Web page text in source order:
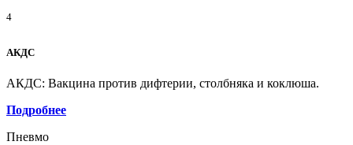
4
АКДС
АКДС: Вакцина против дифтерии, столбняка и коклюша.
Подробнее
Пневмо